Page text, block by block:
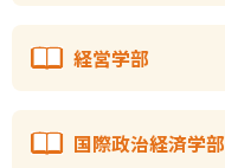
経営学部
国際政治経済学部